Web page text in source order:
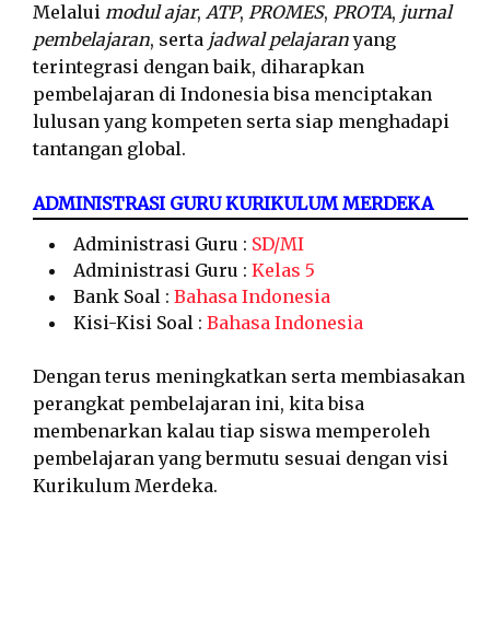
Melalui modul ajar, ATP, PROMES, PROTA, jurnal
pembelajaran, serta jadwal pelajaranyang
terintegrasi dengan baik, diharapkan
pembelajaran di Indonesia bisa menciptakan
lulusan yang kompeten serta siap menghadapi
tantangan global.
ADMINISTRASI GURU KURIKULUM MERDEKA
Administrasi Guru : SD/MI
Administrasi Guru : Kelas 5
Bank Soal : Bahasa Indonesia
Kisi-Kisi Soal : Bahasa Indonesia
Dengan terus meningkatkan serta membiasakan
perangkat pembelajaran ini, kita bisa
membenarkan kalau tiap siswa memperoleh
pembelajaran yang bermutu sesuai dengan visi
Kurikulum Merdeka.